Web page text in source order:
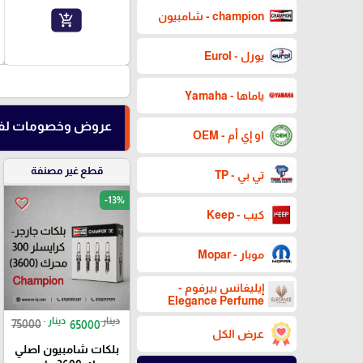
champion - شامبيون
يورل - Eurol
ياماها - Yamaha
او إي أم - OEM
تي بي - TP
كيب - Keep
موبار - Mopar
إيليغانس بيرفوم -
Elegance Perfume
عرض الكل
add_shopping_cart
عروض وخصومات
قطع غير مصنفة
favorite_border -13%
75000 دينار65000 دينار
بلكات شامبيون اصلي